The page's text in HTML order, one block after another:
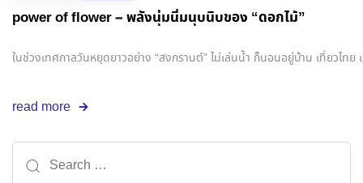
power of flower – พลังนุ่มนิ่มนุบนิบของ “ดอกไม้”
ในช่วงเทศกาลวันหยุดยาวอย่าง “สงกรานต์” ไม่เล่นน้ำ ก็นอนอยู่บ้าน เที่ยวไ
read more